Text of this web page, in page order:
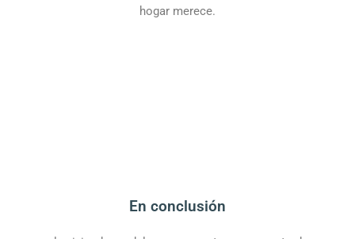
hogar merece.
En conclusión